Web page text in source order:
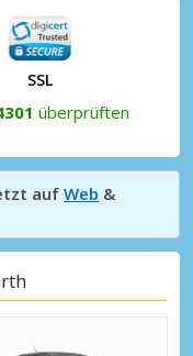
SSL
überprüften
auf Web &